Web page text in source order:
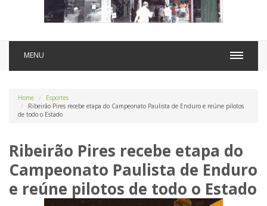
MENU
Home
Esportes
Ribeirão Pires recebe etapa do Campeonato Paulista de Enduro e reúne pilotos
de todo o Estado
Ribeirão Pires recebe etapa do
Campeonato Paulista de Enduro
e reúne pilotos de todo o Estado